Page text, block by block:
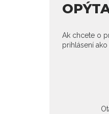
Ak chcete o
prihlásení